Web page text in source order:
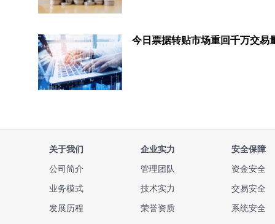
关于我们
公司简介
业务模式
发展历程
企业实力
管理团队
技术实力
荣誉资质
安全保障
资金安全
交易安全
系统安全